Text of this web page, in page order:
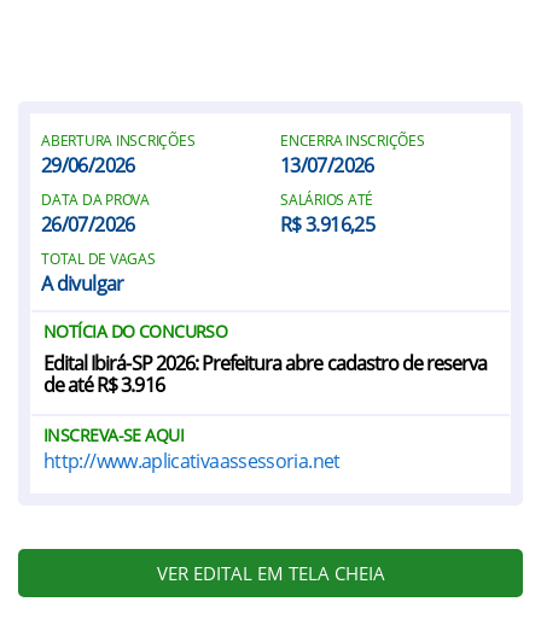
ABERTURA INSCRIÇÕES
29/06/2026
ENCERRA INSCRIÇÕES
13/07/2026
DATA DA PROVA
26/07/2026
SALÁRIOS ATÉ
R$ 3.916,25
TOTAL DE VAGAS
A divulgar
NOTÍCIA DO CONCURSO
Edital Ibirá-SP 2026: Prefeitura abre cadastro de reserva
de até R$ 3.916
INSCREVA-SE AQUI
http://www.aplicativaassessoria.net
VER EDITAL EM TELA CHEIA